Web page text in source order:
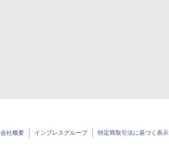
会社概要 インプレスグループ 特定商取引法に基づく表示